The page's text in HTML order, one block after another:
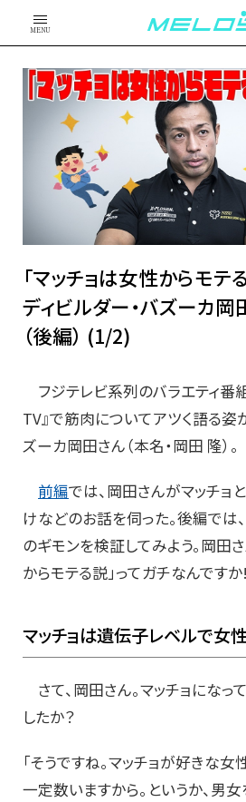
MENU
「マッチョは女性からモテ
ディビルダー・バズーカ岡
（後編） (1/2)
フジテレビ系列のバラエティ番
TV』で筋肉についてアツく語る
ズーカ岡田さん（本名・岡田 隆）。
前編では、岡田さんがマッチョ
けなどのお話を伺った。後編では
のギモンを検証してみよう。岡田さ
からモテる説」ってガチなんです
マッチョは遺伝子レベルで女
さて、岡田さん。マッチョになっ
したか？
「そうですね。マッチョが好きな
一定数いますから。というか、男